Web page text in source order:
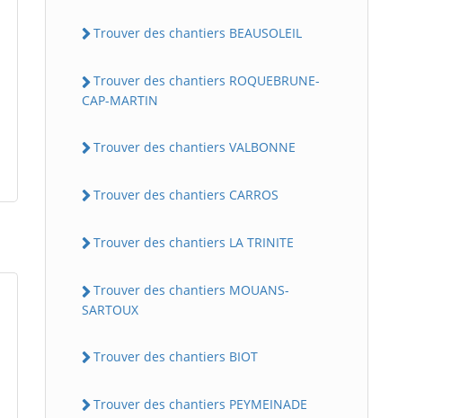
Trouver des chantiers BEAUSOLEIL
Trouver des chantiers ROQUEBRUNE-
CAP-MARTIN
Trouver des chantiers VALBONNE
Trouver des chantiers CARROS
Trouver des chantiers LA TRINITE
Trouver des chantiers MOUANS-
SARTOUX
Trouver des chantiers BIOT
Trouver des chantiers PEYMEINADE